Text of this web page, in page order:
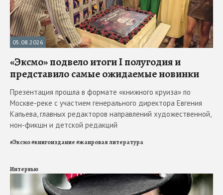
05.08.2026
«Эксмо» подвело итоги I полугодия и
представило самые ожидаемые новинки
Презентация прошла в формате «книжного круиза» по
Москве-реке с участием генерального директора Евгения
Капьева, главных редакторов направлений художественной,
нон-фикшн и детской редакций
#Эксмо#книгоиздание#жанровая литература
Интервью